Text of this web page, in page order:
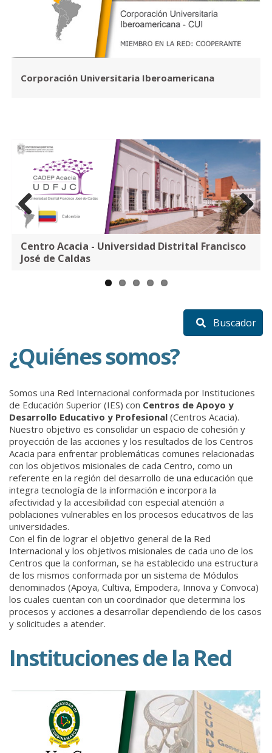
Corporación Universitaria Iberoamericana
Centro Acacia - Universidad Distrital Francisco
José de Caldas
Previous Next
Buscador
¿Quiénes somos?
Somos una Red Internacional conformada por Instituciones
de Educación Superior (IES) con Centros de Apoyo y
Desarrollo Educativo y Profesional (Centros Acacia).
Nuestro objetivo es consolidar un espacio de cohesión y
proyección de las acciones y los resultados de los Centros
Acacia para enfrentar problemáticas comunes relacionadas
con los objetivos misionales de cada Centro, como un
referente en la región del desarrollo de una educación que
integra tecnología de la información e incorpora la
afectividad y la accesibilidad con especial atención a
poblaciones vulnerables en los procesos educativos de las
universidades.
Con el fin de lograr el objetivo general de la Red
Internacional y los objetivos misionales de cada uno de los
Centros que la conforman, se ha establecido una estructura
de los mismos conformada por un sistema de Módulos
denominados (Apoya, Cultiva, Empodera, Innova y Convoca)
los cuales cuentan con un coordinador que determina los
procesos y acciones a desarrollar dependiendo de los casos
y solicitudes a atender.
Instituciones de la Red